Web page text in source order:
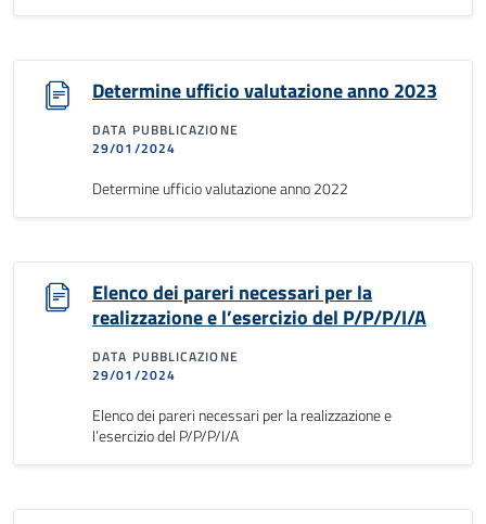
Determine ufficio valutazione anno 2023
DATA PUBBLICAZIONE
29/01/2024
Determine ufficio valutazione anno 2022
Elenco dei pareri necessari per la
realizzazione e l’esercizio del P/P/P/I/A
DATA PUBBLICAZIONE
29/01/2024
Elenco dei pareri necessari per la realizzazione e
l’esercizio del P/P/P/I/A